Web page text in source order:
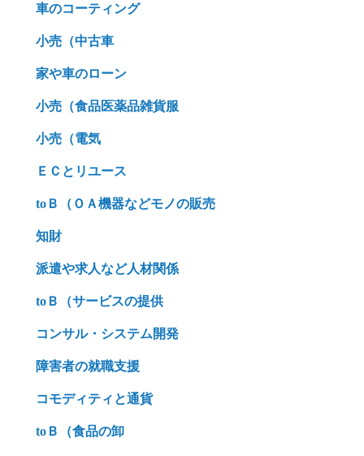
車のコーティング
小売（中古車
家や車のローン
小売（食品医薬品雑貨服
小売（電気
ＥＣとリユース
toＢ（ＯＡ機器などモノの販売
知財
派遣や求人など人材関係
toＢ（サービスの提供
コンサル・システム開発
障害者の就職支援
コモディティと通貨
toＢ（食品の卸